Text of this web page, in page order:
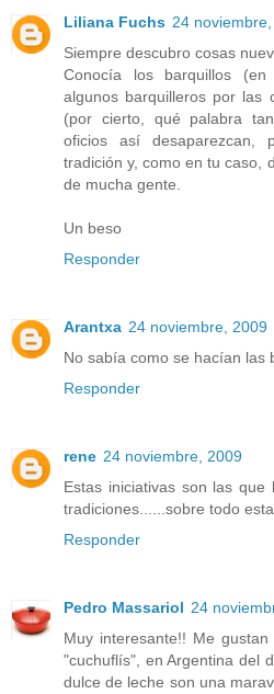
Liliana Fuchs 24
Siempre descubro cosas
Conocía los barquillos (en
algunos barquilleros por las
(por cierto, qué palabra
oficios así
tradición y, como en tu caso,
de mucha gente.
Un beso
Responder
Arantxa 24 noviembre, 2009
No sabía como se hacían las
Responder
rene 24 noviembre, 2009
Estas iniciativas son las
tradiciones......sobre todo
Responder
Pedro Massariol 24
Muy interesante!! Me
"cuchuflís", en Argentina del
dulce de leche son una